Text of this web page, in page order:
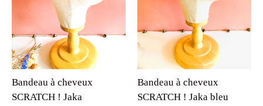
Bandeau à cheveux
SCRATCH ! Jaka
Bandeau à cheveux
SCRATCH ! Jaka bleu